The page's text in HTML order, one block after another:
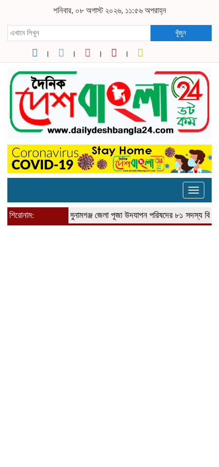
শনিবার, ০৮ অগাস্ট ২০২৬, ১১:৫৬ অপরাহ্ন
খুঁজুন
Toggle
শিরোনাম: সুনামগঞ্জ জেলা পূজা উদযাপন পরিষদের ৮১ সদস্য বিশিষ্ঠ